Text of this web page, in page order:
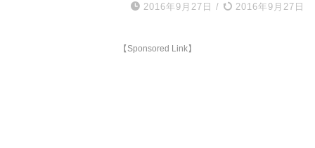
2016年9月27日 / 2016年9月27日
【Sponsored Link】